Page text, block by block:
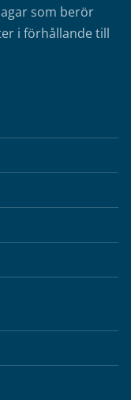
som berör
i förhållande till